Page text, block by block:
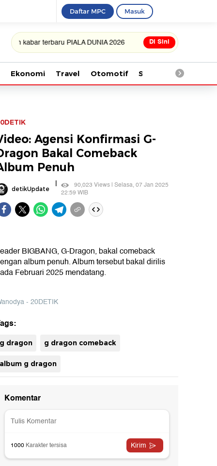
Daftar MPC Masuk
terbaru PIALA DUNIA 2026 Di Sini
Ekonomi Travel Otomotif Saintek
Agensi Konfirmasi G-
Bakal Comeback
Penuh
detikUpdate |
90,023 Views | Selasa, 07 Jan 2025
22:59 WIB
BIGBANG, G-Dragon, bakal comeback
album penuh. Album tersebut bakal dirilis
Februari 2025 mendatang.
- 20DETIK
g dragon g dragon comeback
album g dragon